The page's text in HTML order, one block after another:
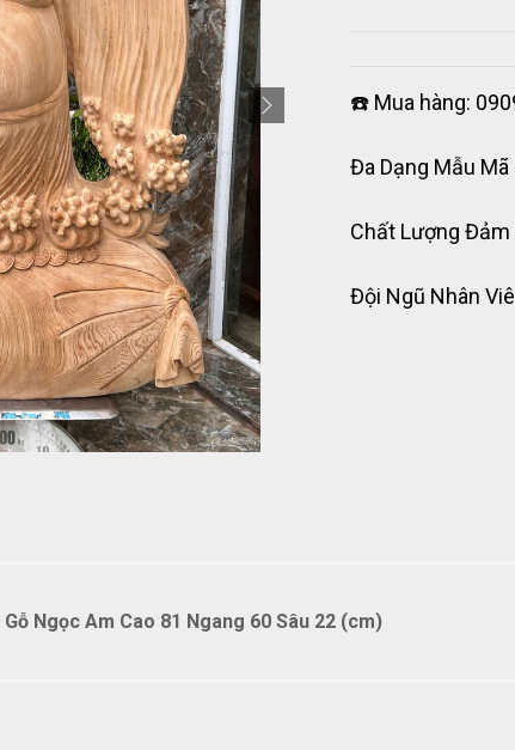
☎️ Mua hàng:
Đa Dạng Mẫu Mã
Chất Lượng Đảm
Đội Ngũ Nhân
Ngọc Am Cao 81 Ngang 60 Sâu 22 (cm)